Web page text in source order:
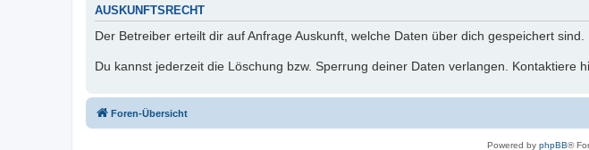
AUSKUNFTSRECHT
Der Betreiber erteilt dir auf Anfrage Auskunft, welche Daten über dich gespeichert sind.
Du kannst jederzeit die Löschung bzw. Sperrung deiner Daten verlangen. Kontaktiere
Foren-Übersicht
Powered by phpBB®